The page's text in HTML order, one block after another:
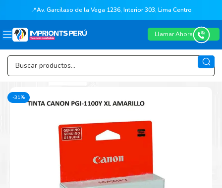
📍Av. Garcilaso de la Vega 1236, Interior 303, Lima Centro
Llamar Ahora
-31%